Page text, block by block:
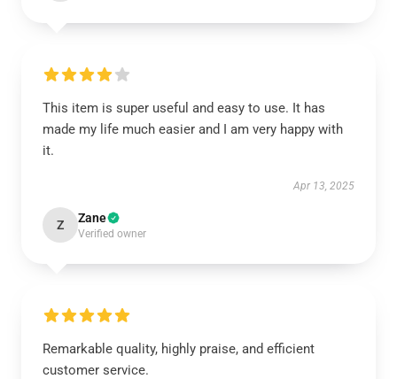
This item is super useful and easy to use. It has
made my life much easier and I am very happy with
it.
Apr 13, 2025
Z Zane
Verified owner
Remarkable quality, highly praise, and efficient
customer service.